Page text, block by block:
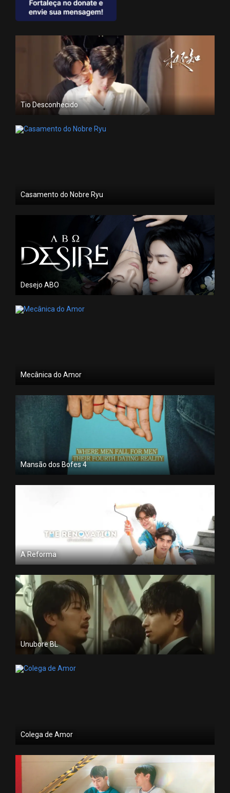
Tio Desconhecido
Casamento do Nobre Ryu
Desejo ABO
Mecânica do Amor
Mansão dos Bofes 4
A Reforma
Unubore BL
Colega de Amor